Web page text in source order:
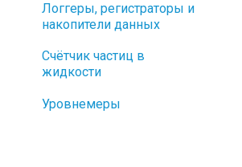
Логгеры, регистраторы и
накопители данных
Cчётчик частиц в
жидкости
Уровнемеры